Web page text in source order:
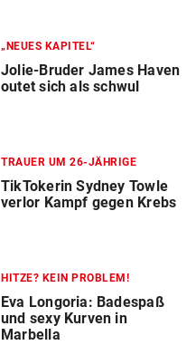
„NEUES KAPITEL“
Jolie-Bruder James Haven
outet sich als schwul
TRAUER UM 26-JÄHRIGE
TikTokerin Sydney Towle
verlor Kampf gegen Krebs
HITZE? KEIN PROBLEM!
Eva Longoria: Badespaß
und sexy Kurven in
Marbella